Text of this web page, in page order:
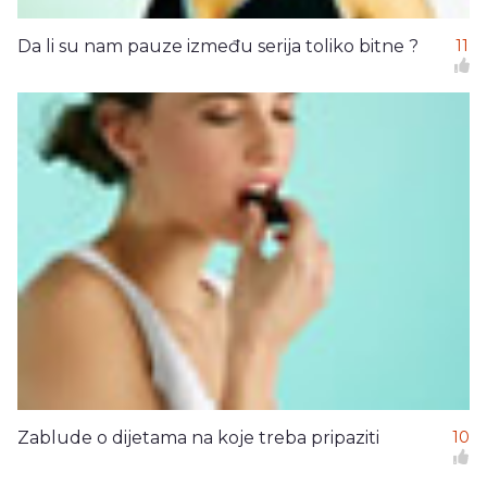
Da li su nam pauze između serija toliko bitne ? 11
Zablude o dijetama na koje treba pripaziti 10